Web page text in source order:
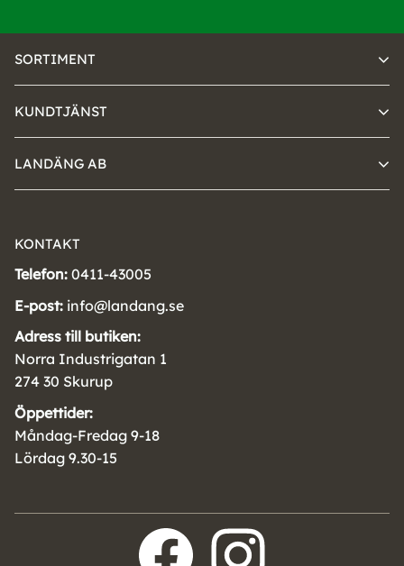
SORTIMENT
KUNDTJÄNST
LANDÄNG AB
KONTAKT
Telefon: 0411-43005
E-post: info@landang.se
Adress till butiken:
Norra Industrigatan 1
274 30 Skurup
Öppettider:
Måndag-Fredag 9-18
Lördag 9.30-15